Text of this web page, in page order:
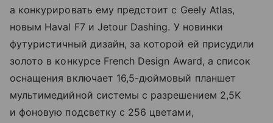
а конкурировать ему предстоит с Geely Atlas,
новым Haval F7 и Jetour Dashing. У новинки
футуристичный дизайн, за которой ей присудили
золото в конкурсе French Design Award, а список
оснащения включает 16,5-дюймовый планшет
мультимедийной системы с разрешением 2,5K
и фоновую подсветку с 256 цветами,